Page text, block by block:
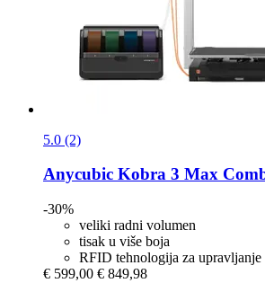
5.0 (2)
Anycubic Kobra 3 Max
-30%
veliki radni volumen
tisak u više boja
RFID tehnologija za upravljanje
€ 599,00 € 849,98